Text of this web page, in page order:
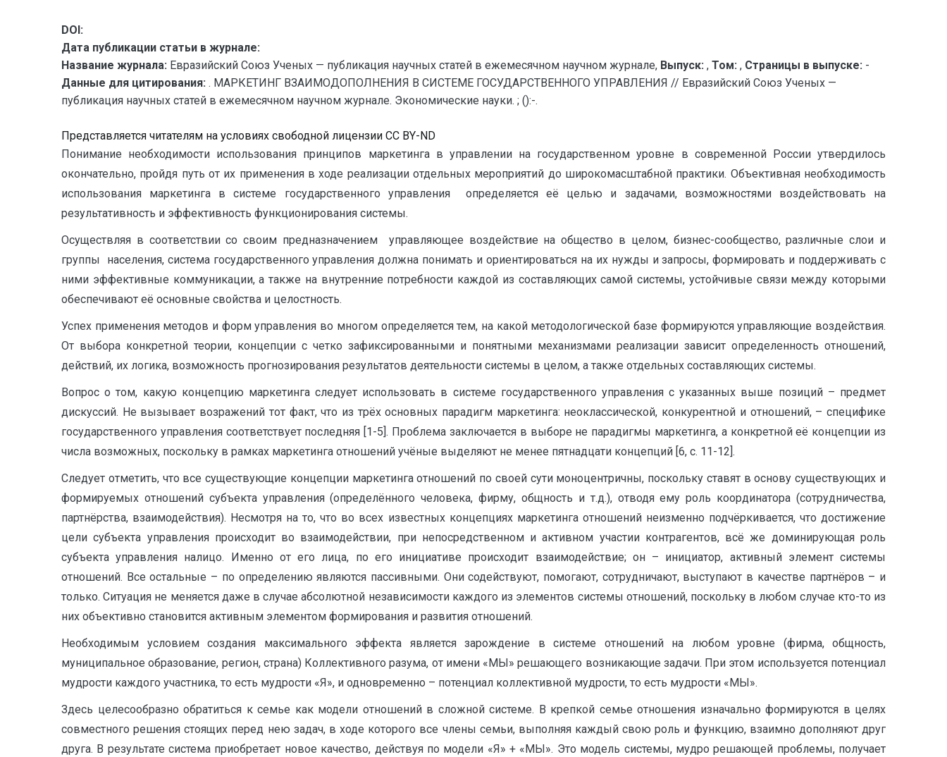
DOI:
Дата публикации статьи в журнале:
Название журнала: Евразийский Союз Ученых — публикация научных статей в ежемесячном научном журнале, Выпуск: , Том: , Страницы в выпуске: -
Данные для цитирования: . МАРКЕТИНГ ВЗАИМОДОПОЛНЕНИЯ В СИСТЕМЕ ГОСУДАРСТВЕННОГО УПРАВЛЕНИЯ // Евразийский Союз Ученых —
публикация научных статей в ежемесячном научном журнале. Экономические науки. ; ():-.
Представляется читателям на условиях свободной лицензии CC BY-ND
Понимание необходимости использования принципов маркетинга в управлении на государственном уровне в современной России утвердилось
окончательно, пройдя путь от их применения в ходе реализации отдельных мероприятий до широкомасштабной практики. Объективная необходимость
использования маркетинга в системе государственного управления определяется её целью и задачами, возможностями воздействовать на
результативность и эффективность функционирования системы.
Осуществляя в соответствии со своим предназначением управляющее воздействие на общество в целом, бизнес-сообщество, различные слои и
группы населения, система государственного управления должна понимать и ориентироваться на их нужды и запросы, формировать и поддерживать с
ними эффективные коммуникации, а также на внутренние потребности каждой из составляющих самой системы, устойчивые связи между которыми
обеспечивают её основные свойства и целостность.
Успех применения методов и форм управления во многом определяется тем, на какой методологической базе формируются управляющие воздействия.
От выбора конкретной теории, концепции с четко зафиксированными и понятными механизмами реализации зависит определенность отношений,
действий, их логика, возможность прогнозирования результатов деятельности системы в целом, а также отдельных составляющих системы.
Вопрос о том, какую концепцию маркетинга следует использовать в системе государственного управления с указанных выше позиций – предмет
дискуссий. Не вызывает возражений тот факт, что из трёх основных парадигм маркетинга: неоклассической, конкурентной и отношений, – специфике
государственного управления соответствует последняя [1-5]. Проблема заключается в выборе не парадигмы маркетинга, а конкретной её концепции из
числа возможных, поскольку в рамках маркетинга отношений учёные выделяют не менее пятнадцати концепций [6, с. 11-12].
Следует отметить, что все существующие концепции маркетинга отношений по своей сути моноцентричны, поскольку ставят в основу существующих и
формируемых отношений субъекта управления (определённого человека, фирму, общность и т.д.), отводя ему роль координатора (сотрудничества,
партнёрства, взаимодействия). Несмотря на то, что во всех известных концепциях маркетинга отношений неизменно подчёркивается, что достижение
цели субъекта управления происходит во взаимодействии, при непосредственном и активном участии контрагентов, всё же доминирующая роль
субъекта управления налицо. Именно от его лица, по его инициативе происходит взаимодействие; он – инициатор, активный элемент системы
отношений. Все остальные – по определению являются пассивными. Они содействуют, помогают, сотрудничают, выступают в качестве партнёров – и
только. Ситуация не меняется даже в случае абсолютной независимости каждого из элементов системы отношений, поскольку в любом случае кто-то из
них объективно становится активным элементом формирования и развития отношений.
Необходимым условием создания максимального эффекта является зарождение в системе отношений на любом уровне (фирма, общность,
муниципальное образование, регион, страна) Коллективного разума, от имени «МЫ» решающего возникающие задачи. При этом используется потенциал
мудрости каждого участника, то есть мудрости «Я», и одновременно – потенциал коллективной мудрости, то есть мудрости «МЫ».
Здесь целесообразно обратиться к семье как модели отношений в сложной системе. В крепкой семье отношения изначально формируются в целях
совместного решения стоящих перед нею задач, в ходе которого все члены семьи, выполняя каждый свою роль и функцию, взаимно дополняют друг
друга. В результате система приобретает новое качество, действуя по модели «Я» + «МЫ». Это модель системы, мудро решающей проблемы, получает